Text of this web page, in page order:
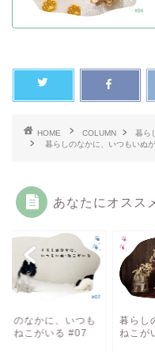
HOME COLUMN
暮ら
暮らしのなかに、いつもいぬ
あなたにオスス
しのなかに、いつも
・ねこがいる #07
暮らし
ねこが